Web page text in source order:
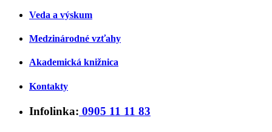
Veda a výskum
Medzinárodné vzťahy
Akademická knižnica
Kontakty
Infolinka: 0905 11 11 83